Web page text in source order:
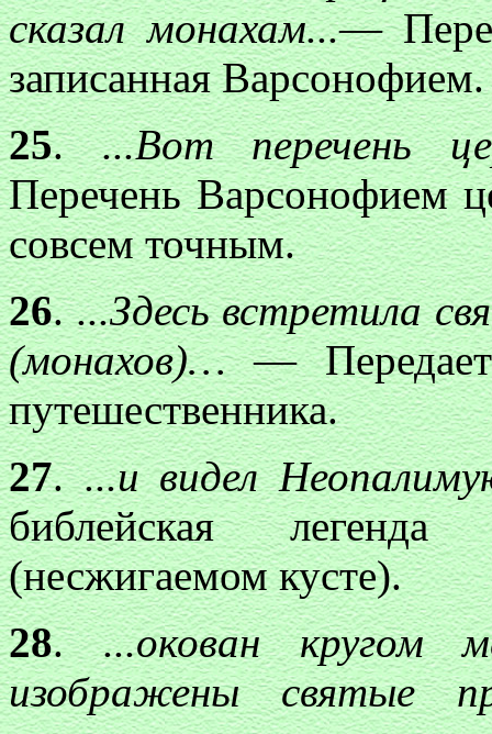
сказал монахам...—
записанная Варсонофием.
25....Вот перечень
Перечень Варсонофием
совсем точным.
26....Здесь встретила
(монахов)…—
путешественника.
27....и видел
библейская
(несжигаемом кусте).
28....окован
изображены святые